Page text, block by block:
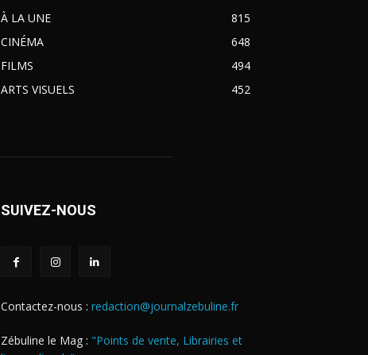
À LA UNE
815
CINÉMA
648
FILMS
494
ARTS VISUELS
452
SUIVEZ-NOUS
Contactez-nous : redaction@journalzebuline.fr
Zébuline le Mag : "Points de vente, Librairies et